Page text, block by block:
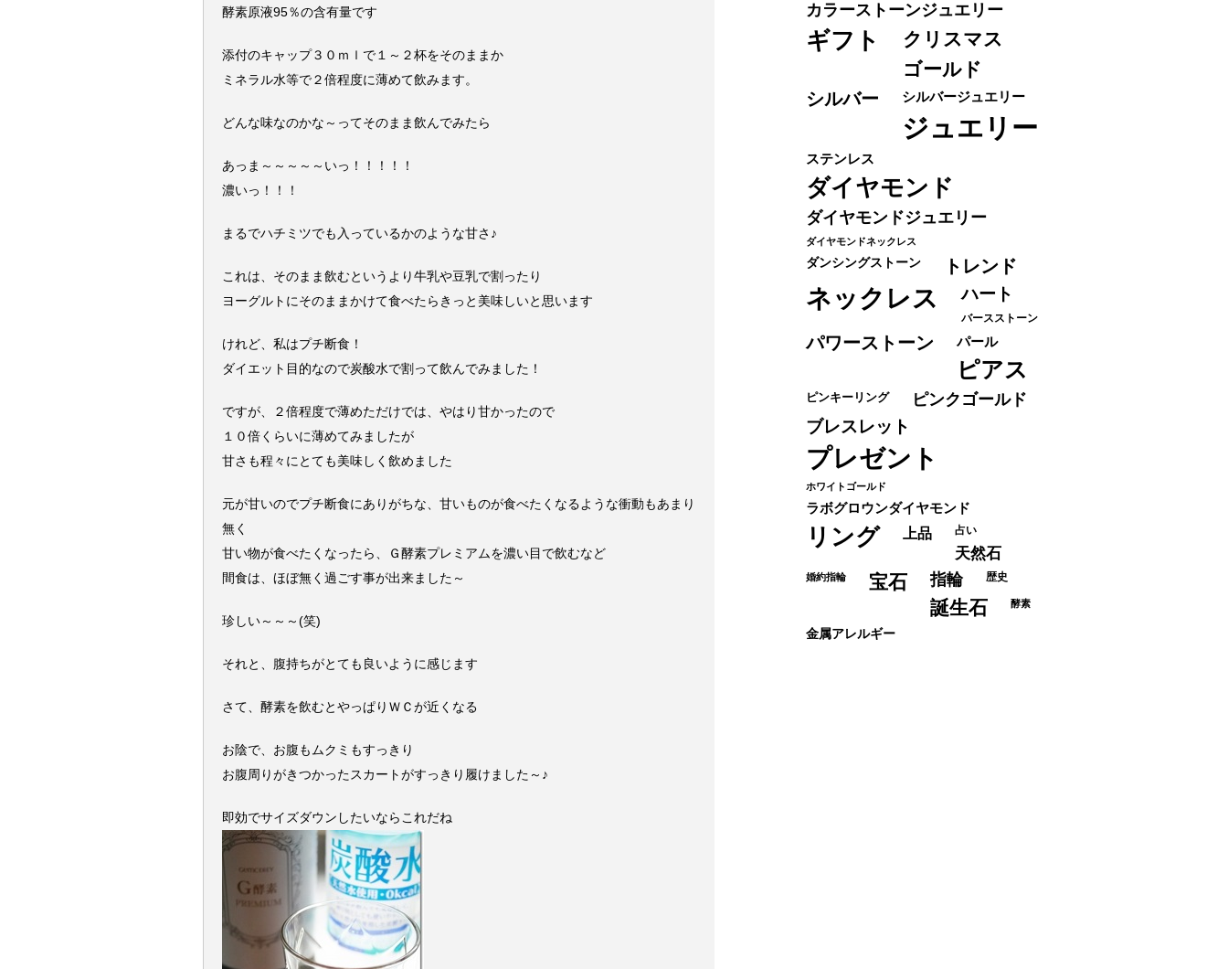
酵素原液95％の含有量です
添付のキャップ３０ｍｌで１～２杯をそのままか
ミネラル水等で２倍程度に薄めて飲みます。
どんな味なのかな～ってそのまま飲んでみたら
あっま～～～～～いっ！！！！！
濃いっ！！！
まるでハチミツでも入っているかのような甘さ♪
これは、そのまま飲むというより牛乳や豆乳で割ったり
ヨーグルトにそのままかけて食べたらきっと美味しいと思います
けれど、私はプチ断食！
ダイエット目的なので炭酸水で割って飲んでみました！
ですが、２倍程度で薄めただけでは、やはり甘かったので
１０倍くらいに薄めてみましたが
甘さも程々にとても美味しく飲めました
元が甘いのでプチ断食にありがちな、甘いものが食べたくなるような衝動もあまり
無く
甘い物が食べたくなったら、Ｇ酵素プレミアムを濃い目で飲むなど
間食は、ほぼ無く過ごす事が出来ました～
珍しい～～～(笑)
それと、腹持ちがとても良いように感じます
さて、酵素を飲むとやっぱりＷＣが近くなる
お陰で、お腹もムクミもすっきり
お腹周りがきつかったスカートがすっきり履けました～♪
即効でサイズダウンしたいならこれだね
カラーストーンジュエリー
ギフト
クリスマス
ゴールド
シルバー シルバージュエリー
ジュエリー
ステンレス
ダイヤモンド
ダイヤモンドジュエリー
ダイヤモンドネックレス
ダンシングストーン トレンド
ネックレス ハート
バースストーン
パワーストーン パール
ピアス
ピンキーリング ピンクゴールド
ブレスレット
プレゼント
ホワイトゴールド
ラボグロウンダイヤモンド
リング 上品 占い
天然石
婚約指輪 宝石 指輪 歴史
誕生石 酵素
金属アレルギー